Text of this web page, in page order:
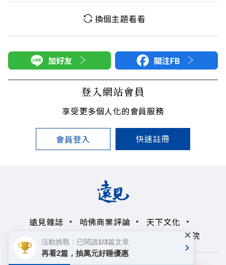
換個主題看看
加好友 關注FB
登入網站會員
享受更多個人化的會員服務
會員登入 快速註冊
遠見雜誌 哈佛商業評論
天下文化
未來親子學習平台
領導影響力學院
活動挑戰：已閱讀1/3篇文章
再看2篇，抽萬元好睡優惠
×